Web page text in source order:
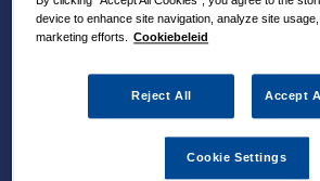
device to enhance site navigation, analyze site
marketing efforts.
Cookiebeleid
Reject All Accept
Cookie Settings